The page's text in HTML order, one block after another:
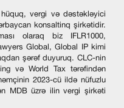
vergi və dəstəkləyici
konsaltinq şirkətidir.
olaraq biz IFLR1000,
Global, Global IP kimi
şərəf duyuruq. CLC-nin
və World Tax tərəfindən
2023-cü ildə nüfuzlu
MDB üzrə ilin vergi şirkəti